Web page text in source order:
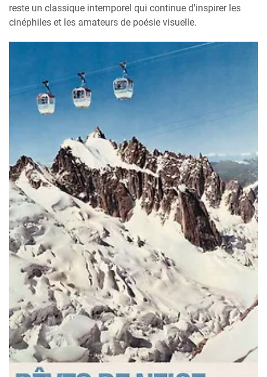
reste un classique intemporel qui continue d'inspirer les
cinéphiles et les amateurs de poésie visuelle.